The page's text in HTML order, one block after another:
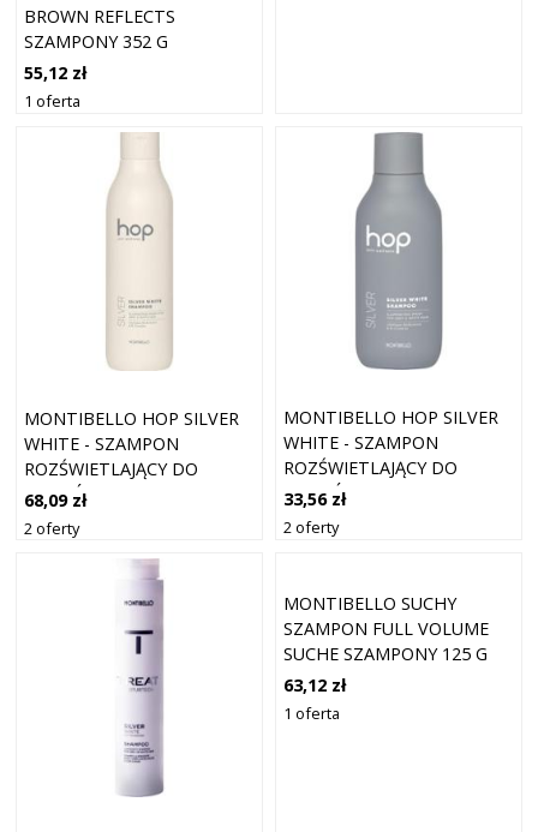
BROWN REFLECTS
SZAMPONY 352 G
55,12 zł
1 oferta
MONTIBELLO HOP SILVER
WHITE - SZAMPON
ROZŚWIETLAJĄCY DO
WŁOSÓW SIWYCH, 1000ML
68,09 zł
2 oferty
MONTIBELLO HOP SILVER
WHITE - SZAMPON
ROZŚWIETLAJĄCY DO
WŁOSÓW SIWYCH, 300ML
33,56 zł
2 oferty
MONTIBELLO SUCHY
SZAMPON FULL VOLUME
SUCHE SZAMPONY 125 G
63,12 zł
1 oferta